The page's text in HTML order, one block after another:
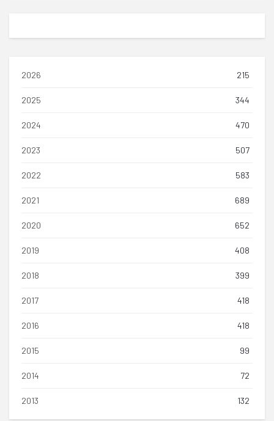
2026 215
2025 344
2024 470
2023 507
2022 583
2021 689
2020 652
2019 408
2018 399
2017 418
2016 418
2015 99
2014 72
2013 132